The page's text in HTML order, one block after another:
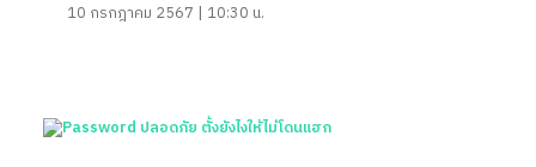
10 กรกฎาคม 2567 | 10:30 น.